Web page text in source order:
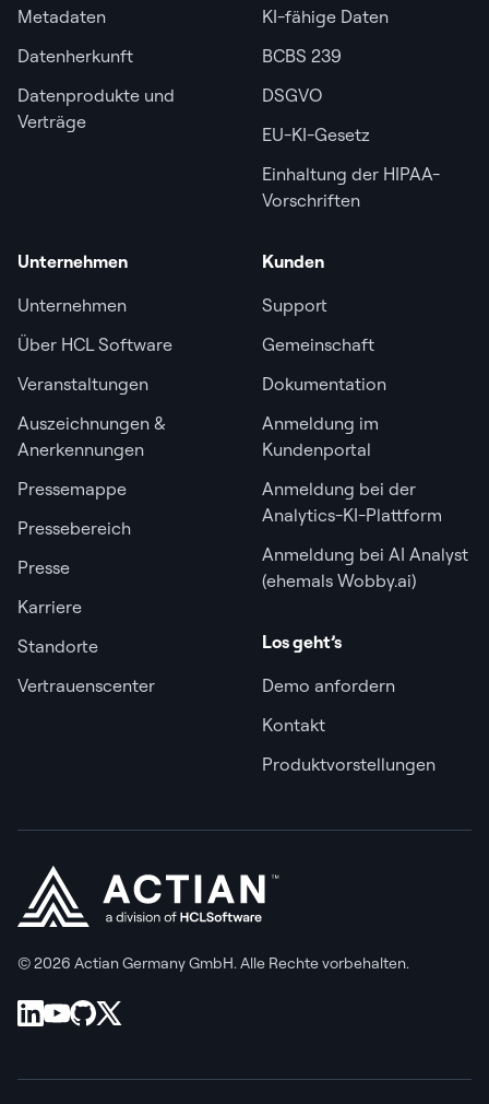
Metadaten
Datenherkunft
Datenprodukte und
Verträge
KI-fähige Daten
BCBS 239
DSGVO
EU-KI-Gesetz
Einhaltung der HIPAA-
Vorschriften
Unternehmen
Unternehmen
Über HCL Software
Veranstaltungen
Auszeichnungen &
Anerkennungen
Pressemappe
Pressebereich
Presse
Karriere
Standorte
Vertrauenscenter
Kunden
Support
Gemeinschaft
Dokumentation
Anmeldung im
Kundenportal
Anmeldung bei der
Analytics-KI-Plattform
Anmeldung bei AI Analyst
(ehemals Wobby.ai)
Los geht’s
Demo anfordern
Kontakt
Produktvorstellungen
© 2026 Actian Germany GmbH. Alle Rechte vorbehalten.